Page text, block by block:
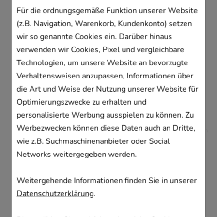
Für die ordnungsgemäße Funktion unserer Website
(z.B. Navigation, Warenkorb, Kundenkonto) setzen
wir so genannte Cookies ein. Darüber hinaus
verwenden wir Cookies, Pixel und vergleichbare
Technologien, um unsere Website an bevorzugte
Verhaltensweisen anzupassen, Informationen über
die Art und Weise der Nutzung unserer Website für
Optimierungszwecke zu erhalten und
personalisierte Werbung ausspielen zu können. Zu
Werbezwecken können diese Daten auch an Dritte,
wie z.B. Suchmaschinenanbieter oder Social
Networks weitergegeben werden.
Weitergehende Informationen finden Sie in unserer
Datenschutzerklärung.
Kunden, die dieses
Produkt gekauft
haben, haben sich
ebenfalls für folgende
Artikel entschieden
- 33%